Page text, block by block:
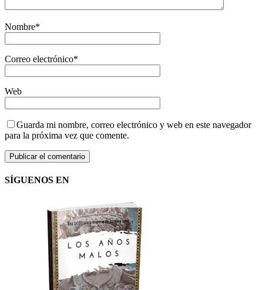
Nombre*
Correo electrónico*
Web
Guarda mi nombre, correo electrónico y web en este navegador
para la próxima vez que comente.
SÍGUENOS EN